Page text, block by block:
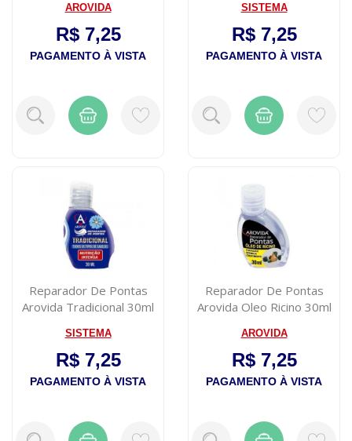
AROVIDA
R$ 7,25
PAGAMENTO À VISTA
SISTEMA
R$ 7,25
PAGAMENTO À VISTA
Reparador De Pontas
Arovida Tradicional 30ml
SISTEMA
R$ 7,25
PAGAMENTO À VISTA
Reparador De Pontas
Arovida Oleo Ricino 30ml
AROVIDA
R$ 7,25
PAGAMENTO À VISTA